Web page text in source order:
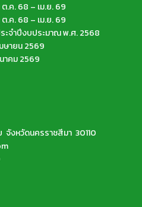
.ค. 68 – เม.ย. 69
.ค. 68 – เม.ย. 69
ะจำปีงบประมาณ พ.ศ. 2568
ษายน 2569
าคม 2569
จังหวัดนครราชสีมา 30110